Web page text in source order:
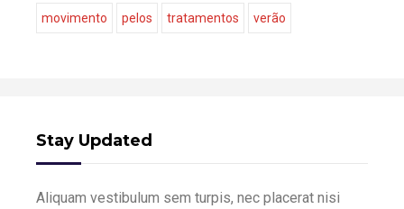
movimento pelos tratamentos verão
Stay Updated
Aliquam vestibulum sem turpis, nec placerat nisi